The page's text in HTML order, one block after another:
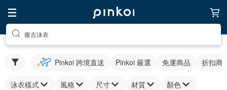
復古泳衣
Pinkoi 跨境直送 Pinkoi 嚴選 免運商品 折扣商
泳衣樣式 風格 尺寸 材質 顏色